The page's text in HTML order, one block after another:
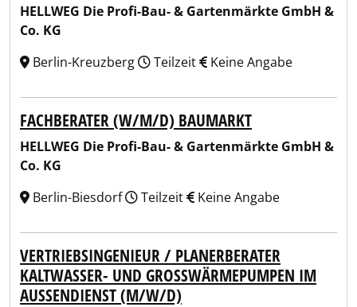
HELLWEG Die Profi-Bau- & Gartenmärkte GmbH &
Co. KG
Berlin-Kreuzberg
Teilzeit Keine Angabe
FACHBERATER (W/M/D) BAUMARKT
HELLWEG Die Profi-Bau- & Gartenmärkte GmbH &
Co. KG
Berlin-Biesdorf
Teilzeit Keine Angabe
VERTRIEBSINGENIEUR / PLANERBERATER
KALTWASSER- UND GROSSWÄRMEPUMPEN IM A
USSENDIENST (M/W/D)